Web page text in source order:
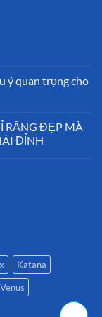
ý quan trọng cho
RĂNG ĐẸP MÀ
ĐỈNH
Katana
Venus